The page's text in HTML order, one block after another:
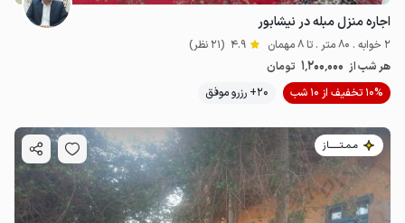
اجاره منزل مبله در نیشابور
2 خوابه . 80 متر . تا 8 مهمان 4.9 (21 نظر)
هر شب از 1٬200٬000 تومان
10% تخفیف از 10 شب
20+ رزرو موفق
مـمـتــــــاز